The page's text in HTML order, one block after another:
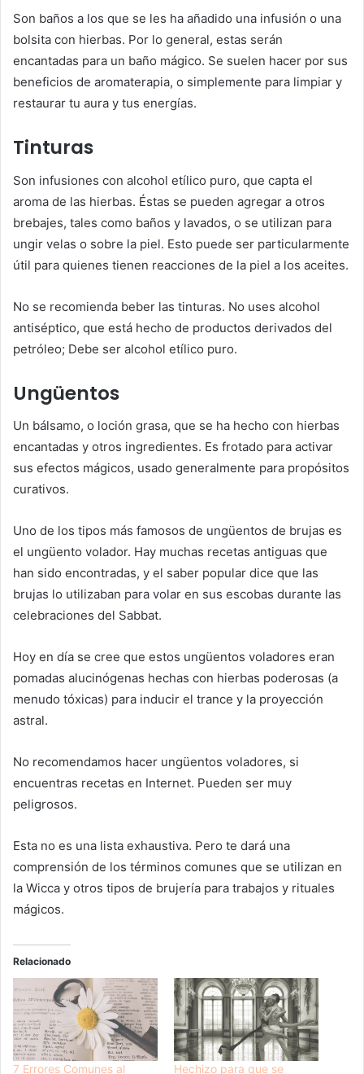
Son baños a los que se les ha añadido una infusión o una
bolsita con hierbas. Por lo general, estas serán
encantadas para un baño mágico. Se suelen hacer por sus
beneficios de aromaterapia, o simplemente para limpiar y
restaurar tu aura y tus energías.
Tinturas
Son infusiones con alcohol etílico puro, que capta el
aroma de las hierbas. Éstas se pueden agregar a otros
brebajes, tales como baños y lavados, o se utilizan para
ungir velas o sobre la piel. Esto puede ser particularmente
útil para quienes tienen reacciones de la piel a los aceites.
No se recomienda beber las tinturas. No uses alcohol
antiséptico, que está hecho de productos derivados del
petróleo; Debe ser alcohol etílico puro.
Ungüentos
Un bálsamo, o loción grasa, que se ha hecho con hierbas
encantadas y otros ingredientes. Es frotado para activar
sus efectos mágicos, usado generalmente para propósitos
curativos.
Uno de los tipos más famosos de ungüentos de brujas es
el ungüento volador. Hay muchas recetas antiguas que
han sido encontradas, y el saber popular dice que las
brujas lo utilizaban para volar en sus escobas durante las
celebraciones del Sabbat.
Hoy en día se cree que estos ungüentos voladores eran
pomadas alucinógenas hechas con hierbas poderosas (a
menudo tóxicas) para inducir el trance y la proyección
astral.
No recomendamos hacer ungüentos voladores, si
encuentras recetas en Internet. Pueden ser muy
peligrosos.
Esta no es una lista exhaustiva. Pero te dará una
comprensión de los términos comunes que se utilizan en
la Wicca y otros tipos de brujería para trabajos y rituales
mágicos.
Relacionado
7 Errores Comunes al Hechizo para que se